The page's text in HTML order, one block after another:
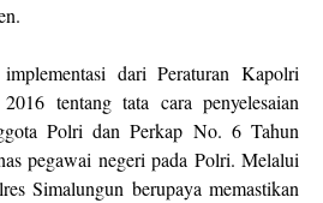
dari Peraturan Kapolri
tentang tata cara penyelesaian
Polri dan Perkap No. 6 Tahun
pegawai negeri pada Polri. Melalui
Simalungun berupaya memastikan